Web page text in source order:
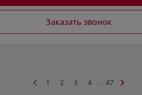
Заказать звонок
1 2 3 4 ... 47